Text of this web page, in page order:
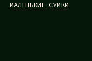
МАЛЕНЬКИЕ СУМКИ